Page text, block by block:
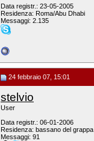
Data registr.: 23-05-2005
Residenza: Roma/Abu Dhabi
Messaggi: 2.135
24 febbraio 07, 15:01
stelvio
User
Data registr.: 06-01-2006
Residenza: bassano del grappa
Messaggi: 91